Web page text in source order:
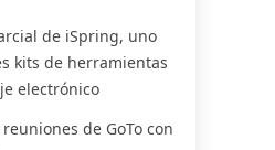
de iSpring, uno
kits de herramientas
electrónico
de GoTo con